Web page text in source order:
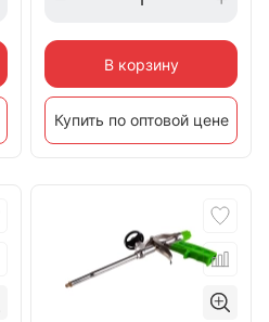
В корзину
Купить по оптовой цене